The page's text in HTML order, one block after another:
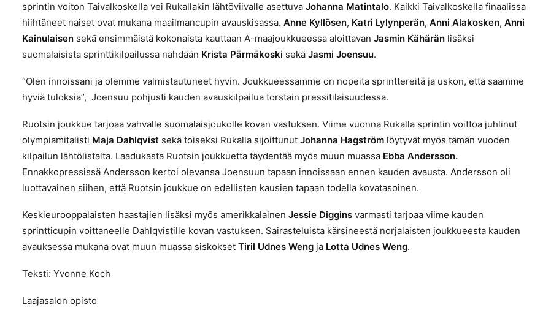
sprintin voiton Taivalkoskella vei Rukallakin lähtöviivalle asettuva Johanna Matintalo. Kaikki Taivalkoskella finaalissa
hiihtäneet naiset ovat mukana maailmancupin avauskisassa. Anne Kyllösen, Katri Lylynperän, Anni Alakosken, Anni
Kainulaisen sekä ensimmäistä kokonaista kauttaan A-maajoukkueessa aloittavan Jasmin Kähärän lisäksi
suomalaisista sprinttikilpailussa nähdään Krista Pärmäkoski sekä Jasmi Joensuu.
“Olen innoissani ja olemme valmistautuneet hyvin. Joukkueessamme on nopeita sprinttereitä ja uskon, että saamme
hyviä tuloksia”, Joensuu pohjusti kauden avauskilpailua torstain pressitilaisuudessa.
Ruotsin joukkue tarjoaa vahvalle suomalaisjoukolle kovan vastuksen. Viime vuonna Rukalla sprintin voittoa juhlinut
olympiamitalisti Maja Dahlqvist sekä toiseksi Rukalla sijoittunut Johanna Hagström löytyvät myös tämän vuoden
kilpailun lähtölistalta. Laadukasta Ruotsin joukkuetta täydentää myös muun muassa Ebba Andersson.
Ennakkopressissä Andersson kertoi olevansa Joensuun tapaan innoissaan ennen kauden avausta. Andersson oli
luottavainen siihen, että Ruotsin joukkue on edellisten kausien tapaan todella kovatasoinen.
Keskieurooppalaisten haastajien lisäksi myös amerikkalainen Jessie Diggins varmasti tarjoaa viime kauden
sprintticupin voittaneelle Dahlqvistille kovan vastuksen. Sairasteluista kärsineestä norjalaisten joukkueesta kauden
avauksessa mukana ovat muun muassa siskokset Tiril Udnes Weng ja Lotta Udnes Weng.
Teksti: Yvonne Koch
Laajasalon opisto